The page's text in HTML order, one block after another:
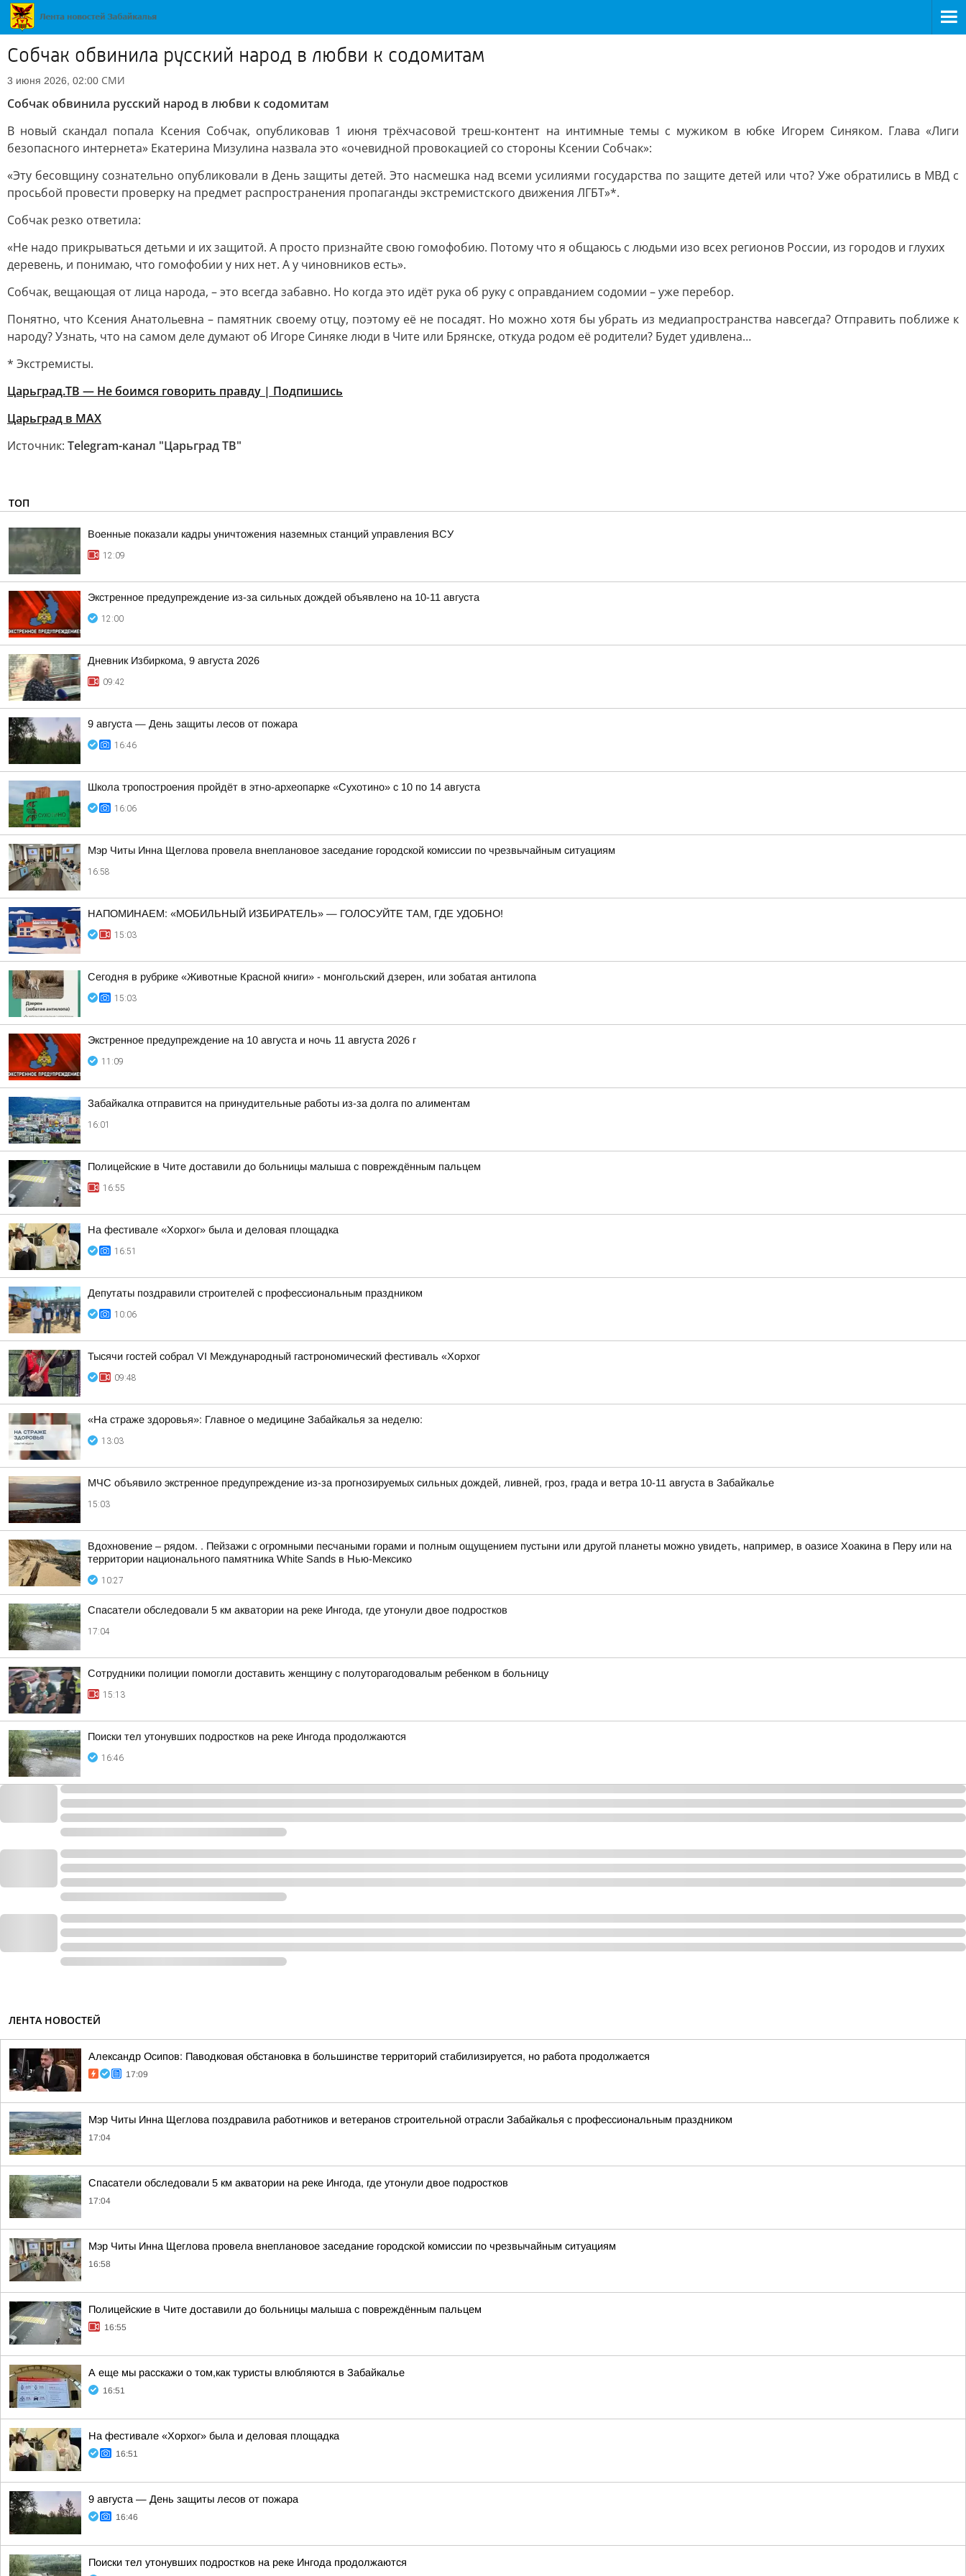
Собчак обвинила русский народ в любви к содомитам
3 июня 2026, 02:00 СМИ
Собчак обвинила русский народ в любви к содомитам
В новый скандал попала Ксения Собчак, опубликовав 1 июня трёхчасовой треш-контент на интимные темы с мужиком в юбке Игорем Синяком. Глава «Лиги
безопасного интернета» Екатерина Мизулина назвала это «очевидной провокацией со стороны Ксении Собчак»:
«Эту бесовщину сознательно опубликовали в День защиты детей. Это насмешка над всеми усилиями государства по защите детей или что? Уже обратились в МВД с
просьбой провести проверку на предмет распространения пропаганды экстремистского движения ЛГБТ»*.
Собчак резко ответила:
«Не надо прикрываться детьми и их защитой. А просто признайте свою гомофобию. Потому что я общаюсь с людьми изо всех регионов России, из городов и глухих
деревень, и понимаю, что гомофобии у них нет. А у чиновников есть».
Собчак, вещающая от лица народа, – это всегда забавно. Но когда это идёт рука об руку с оправданием содомии – уже перебор.
Понятно, что Ксения Анатольевна – памятник своему отцу, поэтому её не посадят. Но можно хотя бы убрать из медиапространства навсегда? Отправить поближе к
народу? Узнать, что на самом деле думают об Игоре Синяке люди в Чите или Брянске, откуда родом её родители? Будет удивлена…
* Экстремисты.
Царьград.ТВ — Не боимся говорить правду | Подпишись
Царьград в МАХ
Источник: Telegram-канал "Царьград ТВ"
ТОП
Военные показали кадры уничтожения наземных станций управления ВСУ
12:09
Экстренное предупреждение из-за сильных дождей объявлено на 10-11 августа
12:00
Дневник Избиркома, 9 августа 2026
09:42
9 августа — День защиты лесов от пожара
16:46
Школа тропостроения пройдёт в этно-археопарке «Сухотино» с 10 по 14 августа
16:06
Мэр Читы Инна Щеглова провела внеплановое заседание городской комиссии по чрезвычайным ситуациям
16:58
НАПОМИНАЕМ: «МОБИЛЬНЫЙ ИЗБИРАТЕЛЬ» — ГОЛОСУЙТЕ ТАМ, ГДЕ УДОБНО!
15:03
Сегодня в рубрике «Животные Красной книги» - монгольский дзерен, или зобатая антилопа
15:03
Экстренное предупреждение на 10 августа и ночь 11 августа 2026 г
11:09
Забайкалка отправится на принудительные работы из-за долга по алиментам
16:01
Полицейские в Чите доставили до больницы малыша с повреждённым пальцем
16:55
На фестивале «Хорхог» была и деловая площадка
16:51
Депутаты поздравили строителей с профессиональным праздником
10:06
Тысячи гостей собрал VI Международный гастрономический фестиваль «Хорхог
09:48
«На страже здоровья»: Главное о медицине Забайкалья за неделю:
13:03
МЧС объявило экстренное предупреждение из-за прогнозируемых сильных дождей, ливней, гроз, града и ветра 10-11 августа в Забайкалье
15:03
Вдохновение – рядом. . Пейзажи с огромными песчаными горами и полным ощущением пустыни или другой планеты можно увидеть, например, в оазисе Хоакина в Перу или на
территории национального памятника White Sands в Нью-Мексико
10:27
Спасатели обследовали 5 км акватории на реке Ингода, где утонули двое подростков
17:04
Сотрудники полиции помогли доставить женщину с полуторагодовалым ребенком в больницу
15:13
Поиски тел утонувших подростков на реке Ингода продолжаются
16:46
ЛЕНТА НОВОСТЕЙ
Александр Осипов: Паводковая обстановка в большинстве территорий стабилизируется, но работа продолжается
17:09
Мэр Читы Инна Щеглова поздравила работников и ветеранов строительной отрасли Забайкалья с профессиональным праздником
17:04
Спасатели обследовали 5 км акватории на реке Ингода, где утонули двое подростков
17:04
Мэр Читы Инна Щеглова провела внеплановое заседание городской комиссии по чрезвычайным ситуациям
16:58
Полицейские в Чите доставили до больницы малыша с повреждённым пальцем
16:55
А еще мы расскажи о том,как туристы влюбляются в Забайкалье
16:51
На фестивале «Хорхог» была и деловая площадка
16:51
9 августа — День защиты лесов от пожара
16:46
Поиски тел утонувших подростков на реке Ингода продолжаются